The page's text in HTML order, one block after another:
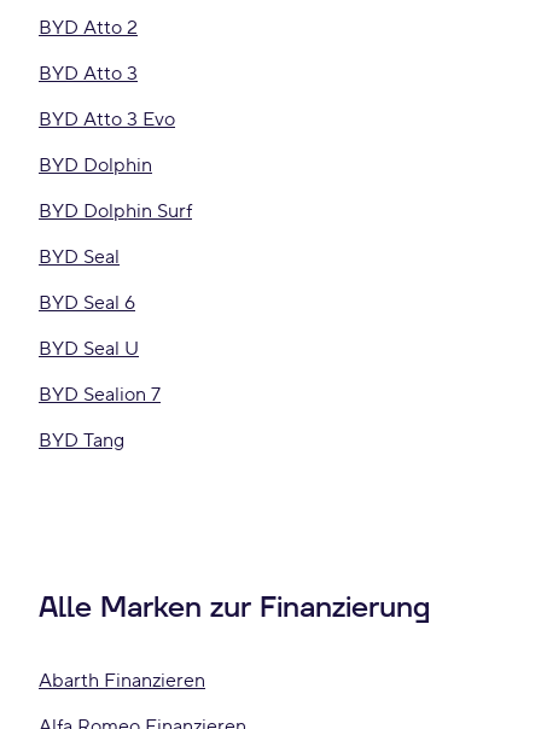
BYD Atto 2
BYD Atto 3
BYD Atto 3 Evo
BYD Dolphin
BYD Dolphin Surf
BYD Seal
BYD Seal 6
BYD Seal U
BYD Sealion 7
BYD Tang
Alle Marken zur Finanzierung
Abarth Finanzieren